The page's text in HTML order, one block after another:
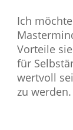
Ich
Vorteile
für
wertvoll
zu werden.